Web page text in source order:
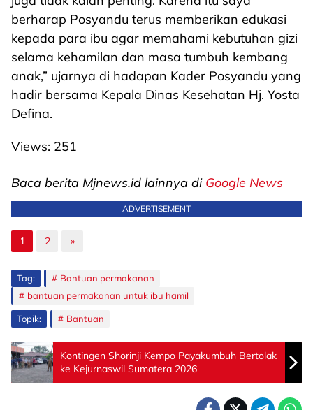
berharap Posyandu terus memberikan edukasi
kepada para ibu agar memahami kebutuhan gizi
selama kehamilan dan masa tumbuh kembang
anak,” ujarnya di hadapan Kader Posyandu yang
hadir bersama Kepala Dinas Kesehatan Hj. Yosta
Defina.
Views: 251
Baca berita Mjnews.id lainnya di Google News
ADVERTISEMENT
1 2 »
Tag:
Bantuan permakanan
bantuan permakanan untuk ibu hamil
Topik: Bantuan
Kontingen Shorinji Kempo Payakumbuh Bertolak
ke Kejurnaswil Sumatera 2026